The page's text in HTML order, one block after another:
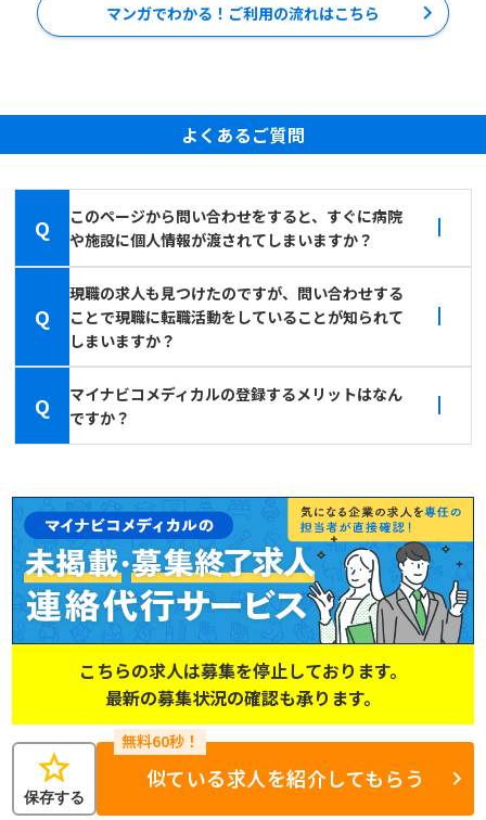
マンガでわかる！ご利用の流れはこちら
よくあるご質問
Q
このページから問い合わせをすると、すぐに病院
や施設に個人情報が渡されてしまいますか？
Q
現職の求人も見つけたのですが、問い合わせする
ことで現職に転職活動をしていることが知られて
しまいますか？
Q
マイナビコメディカルの登録するメリットはなん
ですか？
こちらの求人は募集を停止しております。
最新の募集状況の確認も承ります。
star
保存する
似ている求人を紹介してもらう